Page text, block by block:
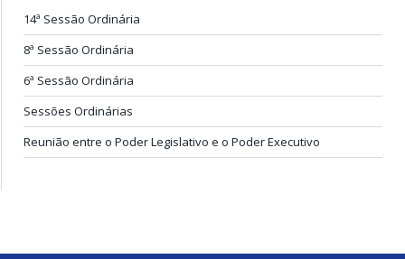
14ª Sessão Ordinária
8ª Sessão Ordinária
6ª Sessão Ordinária
Sessões Ordinárias
Reunião entre o Poder Legislativo e o Poder Executivo